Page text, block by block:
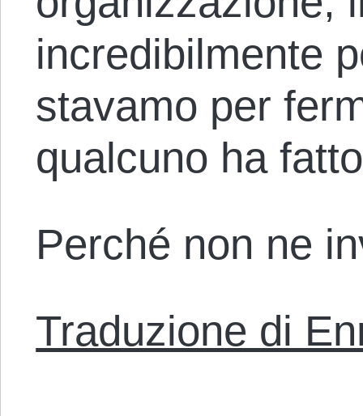
incredibilmente
stavamo per
qualcuno ha
Perché non ne
Traduzione di